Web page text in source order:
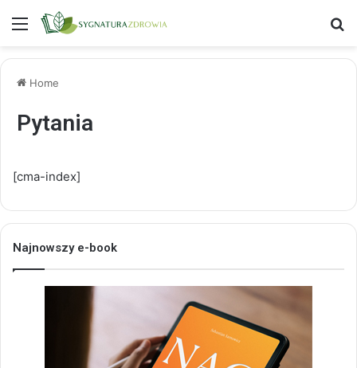
Menu
Home
Pytania
[cma-index]
Najnowszy e-book